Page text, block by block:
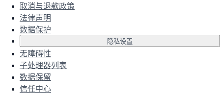
取消与退款政策
法律声明
数据保护
隐私设置
无障碍性
子处理器列表
数据保留
信任中心